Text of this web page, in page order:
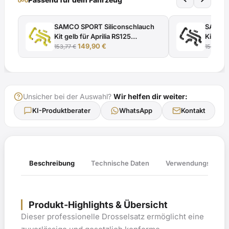
mit
TÜV-
Gutachten
Menge
SAMCO SPORT Siliconschlauch
Kit gelb für Aprilia RS125
Modelljahr 1999-2012
153,77€ Ursprünglicher
149,90€
Kit
153,77
Unsicher bei der Auswahl? Wir helfen dir weiter:
KI-Produktberater WhatsApp Kontakt
Beschreibung Technische Daten Verwendungsliste
Produkt-Highlights & Übersicht
Dieser professionelle Drosselsatz ermöglicht eine